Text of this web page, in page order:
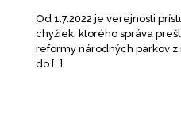
Od 1.7.2022 je verejnosti
chyžiek, ktorého správa
reformy národných parkov
do […]